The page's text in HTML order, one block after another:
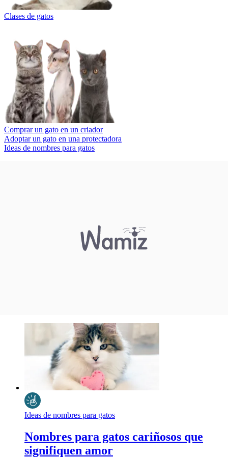
Clases de gatos
Comprar un gato en un criador
Adoptar un gato en una protectadora
Ideas de nombres para gatos
Ideas de nombres para gatos
Nombres para gatos cariñosos que
signifiquen amor